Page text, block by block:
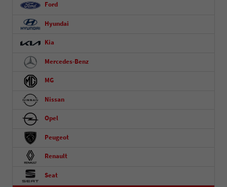
Ford
Hyundai
Kia
Mercedes-Benz
MG
Nissan
Opel
Peugeot
Renault
Seat